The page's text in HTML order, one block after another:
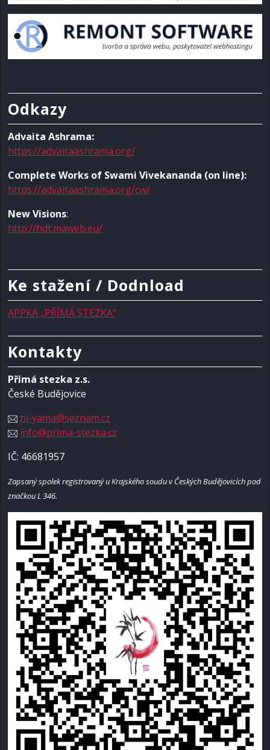
Odkazy
Advaita Ashrama:
https://advaitaashrama.org/
Complete Works of Swami Vivekananda (on line):
https://advaitaashrama.org/cw/
New Visions:
http://hdt.maweb.eu/
Ke stažení / Dodnload
APPKA „PŘÍMÁ STEZKA“
Kontakty
Přímá stezka z.s.
České Budějovice
ni-yama@seznam.cz
info@prima-stezka.cz
IČ: 46681957
Zapsaný spolek registrovaný u Krajského soudu v Českých Budějovicích pod
značkou L 346.